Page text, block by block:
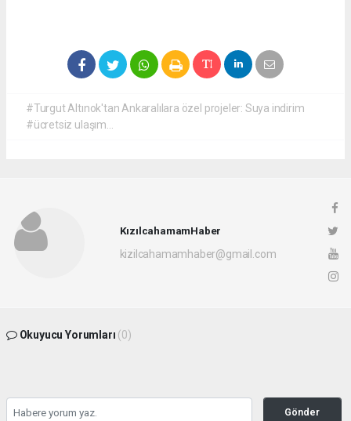
#Turgut Altınok'tan Ankaralılara özel projeler: Suya indirim
#ücretsiz ulaşım...
KızılcahamamHaber
kizilcahamamhaber@gmail.com
Okuyucu Yorumları (0)
Gönder